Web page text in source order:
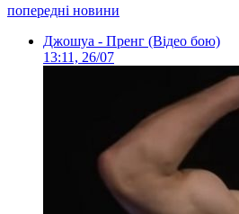
попередні новини
Джошуа - Пренг (Відео бою)
13:11, 26/07